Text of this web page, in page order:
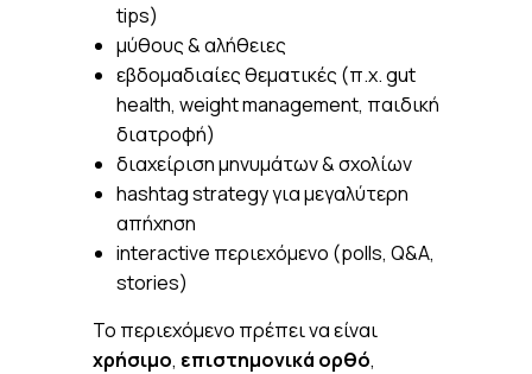
tips)
μύθους & αλήθειες
εβδομαδιαίες θεματικές (π.χ. gut
health, weight management, παιδική
διατροφή)
διαχείριση μηνυμάτων & σχολίων
hashtag strategy για μεγαλύτερη
απήχηση
interactive περιεχόμενο (polls, Q&A,
stories)
Το περιεχόμενο πρέπει να είναι
χρήσιμο, επιστημονικά ορθό,